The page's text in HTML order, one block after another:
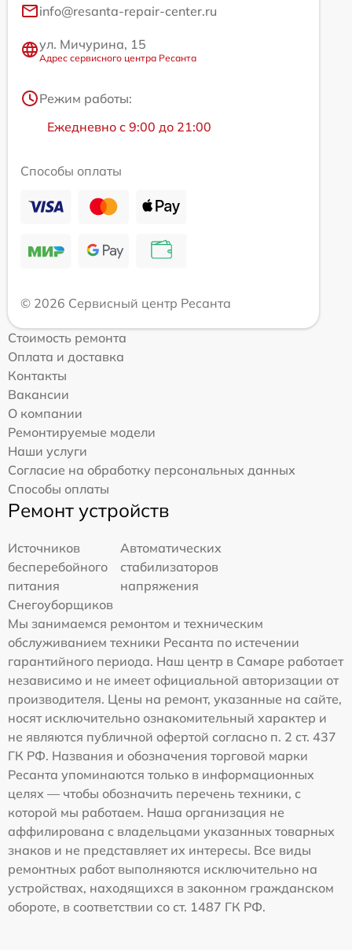
info@resanta-repair-center.ru
ул. Мичурина, 15
Адрес сервисного центра Ресанта
Режим работы:
Ежедневно с 9:00 до 21:00
Способы оплаты
© 2026 Сервисный центр Ресанта
Стоимость ремонта
Оплата и доставка
Контакты
Вакансии
О компании
Ремонтируемые модели
Наши услуги
Согласие на обработку персональных данных
Способы оплаты
Ремонт устройств
Источников
бесперебойного
питания
Автоматических
стабилизаторов
напряжения
Снегоуборщиков
Мы занимаемся ремонтом и техническим
обслуживанием техники Ресанта по истечении
гарантийного периода. Наш центр в Самаре работает
независимо и не имеет официальной авторизации от
производителя. Цены на ремонт, указанные на сайте,
носят исключительно ознакомительный характер и
не являются публичной офертой согласно п. 2 ст. 437
ГК РФ. Названия и обозначения торговой марки
Ресанта упоминаются только в информационных
целях — чтобы обозначить перечень техники, с
которой мы работаем. Наша организация не
аффилирована с владельцами указанных товарных
знаков и не представляет их интересы. Все виды
ремонтных работ выполняются исключительно на
устройствах, находящихся в законном гражданском
обороте, в соответствии со ст. 1487 ГК РФ.